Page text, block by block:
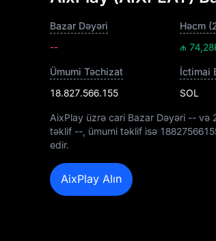
Bazar Dəyəri
--
Həcm
₼
Ümumi Təchizat
18.827.566.155
İctimai
SOL
AixPlay üzrə cari Bazar Dəyəri -- və
təklif -- , ümumi təklif isə
edir.
AixPlay Alın